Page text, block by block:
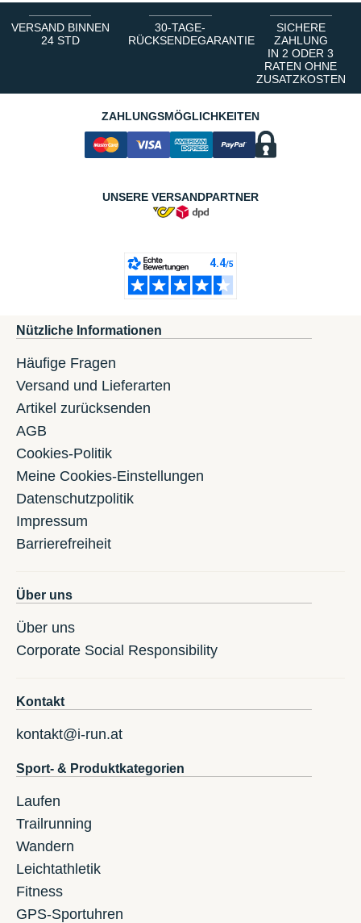
VERSAND BINNEN
24 STD
30-TAGE-
RÜCKSENDEGARANTIE
SICHERE
ZAHLUNG
IN 2 ODER 3
RATEN OHNE
ZUSATZKOSTEN
ZAHLUNGSMÖGLICHKEITEN
UNSERE VERSANDPARTNER
Nützliche Informationen
Häufige Fragen
Versand und Lieferarten
Artikel zurücksenden
AGB
Cookies-Politik
Meine Cookies-Einstellungen
Datenschutzpolitik
Impressum
Barrierefreiheit
Über uns
Über uns
Corporate Social Responsibility
Kontakt
kontakt@i-run.at
Sport- & Produktkategorien
Laufen
Trailrunning
Wandern
Leichtathletik
Fitness
GPS-Sportuhren